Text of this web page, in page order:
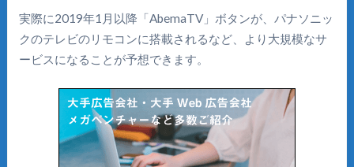
実際に2019年1月以降「AbemaTV」ボタンが、パナソニッ
クのテレビのリモコンに搭載されるなど、より大規模なサ
ービスになることが予想できます。